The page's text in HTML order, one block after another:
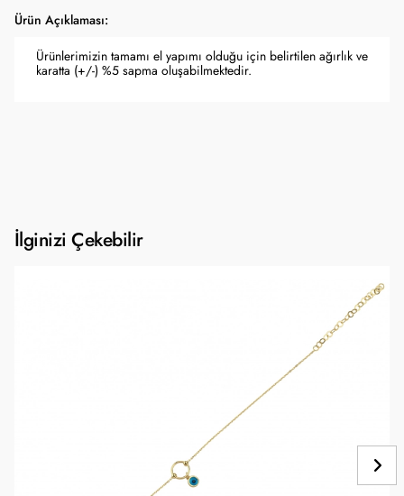
Ürün Açıklaması:
Ürünlerimizin tamamı el yapımı olduğu için belirtilen ağırlık ve
karatta (+/-) %5 sapma oluşabilmektedir.
İlginizi Çekebilir